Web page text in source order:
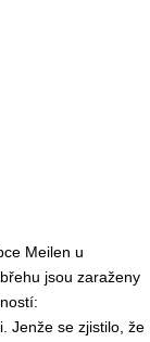
Meilen u
jsou zaraženy
Jenže se zjistilo, že